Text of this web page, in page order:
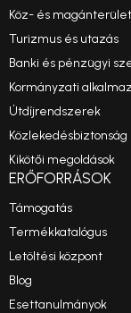
Köz- és
Turizmus és utazás
Banki és pénzügyi
Kormányzati
Útdíjrendszerek
Közlekedésbiztonság
Kikötői megoldások
ERŐFORRÁSOK
Támogatás
Termékkatalógus
Letöltési központ
Blog
Esettanulmányok